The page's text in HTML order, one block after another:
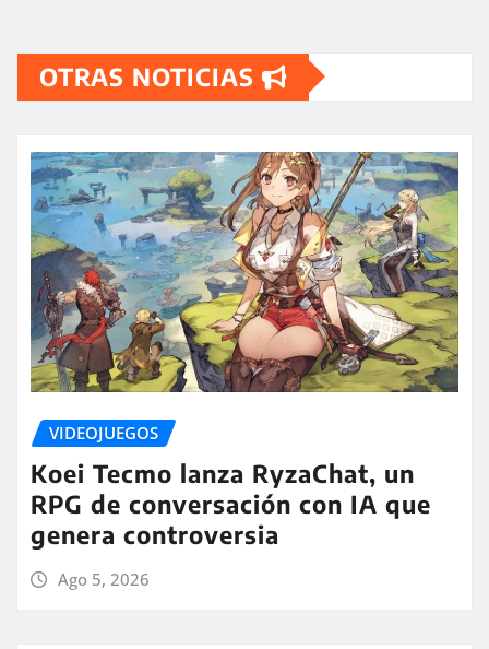
OTRAS NOTICIAS
VIDEOJUEGOS
Koei Tecmo lanza RyzaChat, un
RPG de conversación con IA que
genera controversia
Ago 5, 2026